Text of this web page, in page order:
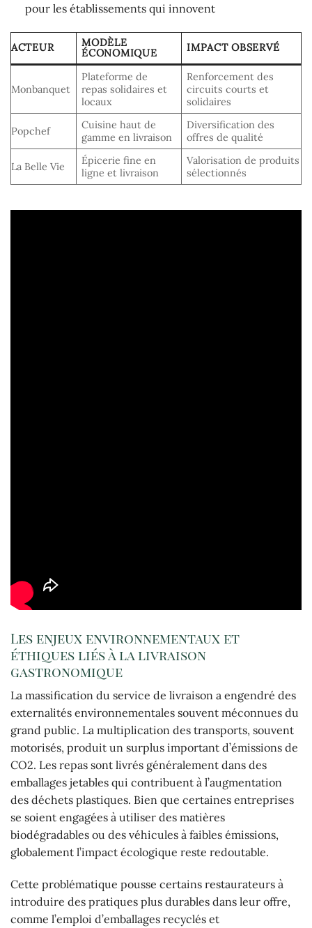
pour les établissements qui innovent
ACTEUR
MODÈLE
ÉCONOMIQUE
IMPACT OBSERVÉ
Monbanquet
Plateforme de
repas solidaires et
locaux
Renforcement des
circuits courts et
solidaires
Popchef
Cuisine haut de
gamme en livraison
Diversification des
offres de qualité
La Belle Vie
Épicerie fine en
ligne et livraison
Valorisation de produits
sélectionnés
Les enjeux environnementaux et
éthiques liés à la livraison
gastronomique
La massification du service de livraison a engendré des
externalités environnementales souvent méconnues du
grand public. La multiplication des transports, souvent
motorisés, produit un surplus important d’émissions de
CO2. Les repas sont livrés généralement dans des
emballages jetables qui contribuent à l’augmentation
des déchets plastiques. Bien que certaines entreprises
se soient engagées à utiliser des matières
biodégradables ou des véhicules à faibles émissions,
globalement l’impact écologique reste redoutable.
Cette problématique pousse certains restaurateurs à
introduire des pratiques plus durables dans leur offre,
comme l’emploi d’emballages recyclés et